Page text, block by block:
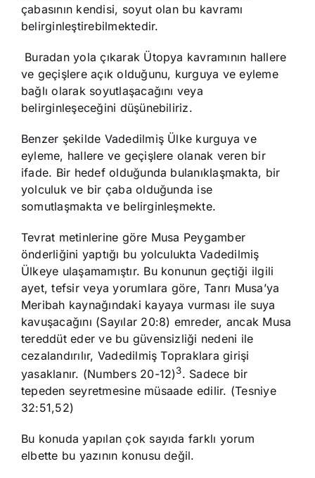
çabasının kendisi, soyut olan bu kavramı
belirginleştirebilmektedir.
Buradan yola çıkarak Ütopya kavramının hallere
ve geçişlere açık olduğunu, kurguya ve eyleme
bağlı olarak soyutlaşacağını veya
belirginleşeceğini düşünebiliriz.
Benzer şekilde Vadedilmiş Ülke kurguya ve
eyleme, hallere ve geçişlere olanak veren bir
ifade. Bir hedef olduğunda bulanıklaşmakta, bir
yolculuk ve bir çaba olduğunda ise
somutlaşmakta ve belirginleşmekte.
Tevrat metinlerine göre Musa Peygamber
önderliğini yaptığı bu yolculukta Vadedilmiş
Ülkeye ulaşamamıştır. Bu konunun geçtiği ilgili
ayet, tefsir veya yorumlara göre, Tanrı Musa’ya
Meribah kaynağındaki kayaya vurması ile suya
kavuşacağını (Sayılar 20:8) emreder, ancak Musa
tereddüt eder ve bu güvensizliği nedeni ile
cezalandırılır, Vadedilmiş Topraklara girişi
yasaklanır. (Numbers 20-12)3. Sadece bir
tepeden seyretmesine müsaade edilir. (Tesniye
32:51,52)
Bu konuda yapılan çok sayıda farklı yorum
elbette bu yazının konusu değil.